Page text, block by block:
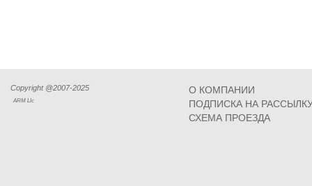
Copyright @2007-2025
ARM Llc
О КОМПАНИИ
ПОДПИСКА НА
СХЕМА ПРОЕЗДА